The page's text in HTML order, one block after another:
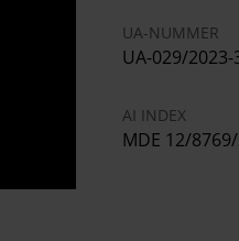
UA-NUMMER
UA-029/2023-
AI INDEX
MDE 12/